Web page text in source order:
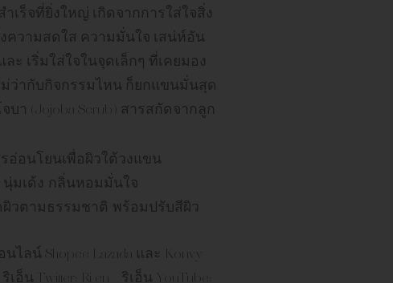
ร็จที่ยิ่งใหญ่ เกิดจากการใส่ใจสิ่ง
ความสดใส ความมั่นใจ เสน่ห์อัน
เริ่มใส่ใจในจุดเล็กๆ ที่เคยมอง
ว่ากับกิจกรรมไหน ก็ยกแขนมั่นสุด
(Jojoba Scrub) สารสกัดจากลูก
อ่อนโยนเพื่อผิวใต้วงแขน
นุ่มเด้ง กลิ่นหอมมั่นใจ
ผิวตามธรรมชาติ พร้อมปรับสีผิว
น์ Shopee Lazada และ Konvy
Twitter: Ri en – ริเอ็น YouTube: